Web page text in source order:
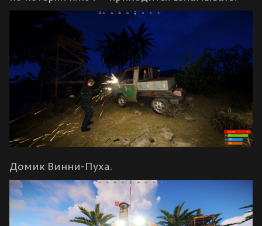
Домик Винни-Пуха.